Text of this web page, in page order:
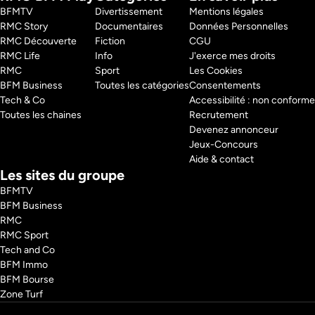
Louvre n'a jamais cessé d'être au cœur des tempêtes de l'Histoire.
Images d'archives et reconstitutions 3D spectaculaires lèvent le voile
sur les coulisses d'un lieu unique, où se cachent mille secrets, sous les
planchers comme derrière les murs.
Pays : France
BFMTV
RMC Story
RMC Découverte
RMC Life
RMC
BFM Business
Tech & Co
Toutes les chaines
Divertissement
Documentaires
Fiction
Info
Sport
Toutes les catégories
Mentions légales
Données Personnelles
CGU
J'exerce mes droits
Les Cookies
Consentements
Accessibilité : non conforme
Recrutement
Devenez annonceur
Jeux-Concours
Aide & contact
Les sites du groupe
BFMTV
BFM Business
RMC
RMC Sport
Tech and Co
BFM Immo
BFM Bourse
Zone Turf